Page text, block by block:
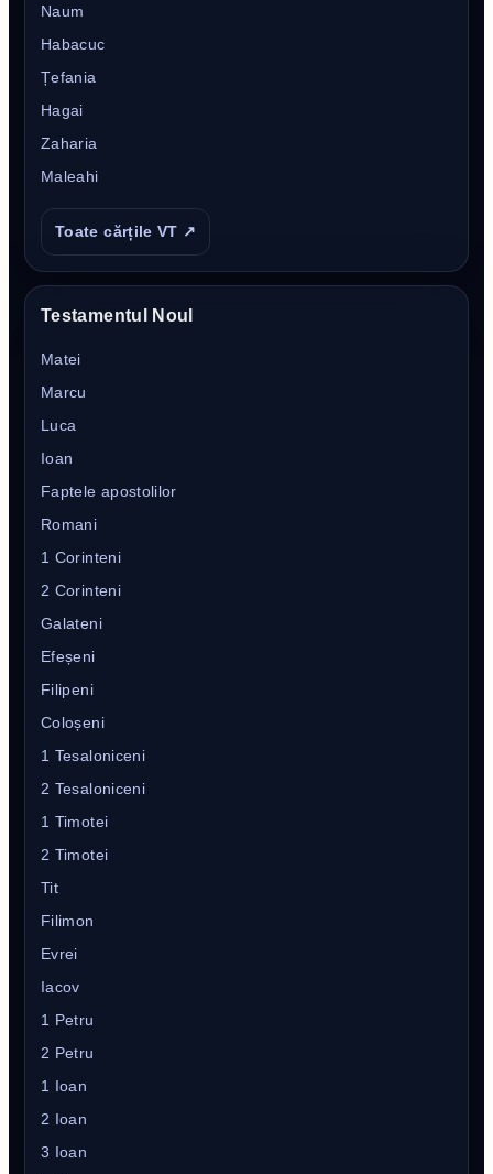
Naum
Habacuc
Țefania
Hagai
Zaharia
Maleahi
Toate cărțile VT ↗
Testamentul Noul
Matei
Marcu
Luca
Ioan
Faptele apostolilor
Romani
1 Corinteni
2 Corinteni
Galateni
Efeșeni
Filipeni
Coloșeni
1 Tesaloniceni
2 Tesaloniceni
1 Timotei
2 Timotei
Tit
Filimon
Evrei
Iacov
1 Petru
2 Petru
1 Ioan
2 Ioan
3 Ioan